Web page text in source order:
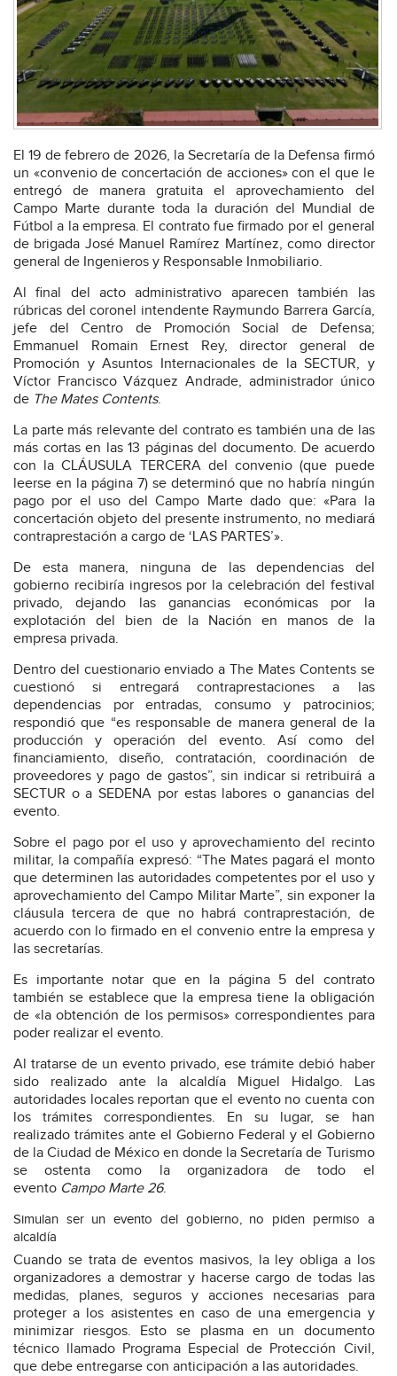
El 19 de febrero de 2026, la Secretaría de la Defensa firmó
un «convenio de concertación de acciones» con el que le
entregó de manera gratuita el aprovechamiento del
Campo Marte durante toda la duración del Mundial de
Fútbol a la empresa. El contrato fue firmado por el general
de brigada José Manuel Ramírez Martínez, como director
general de Ingenieros y Responsable Inmobiliario.
Al final del acto administrativo aparecen también las
rúbricas del coronel intendente Raymundo Barrera García,
jefe del Centro de Promoción Social de Defensa;
Emmanuel Romain Ernest Rey, director general de
Promoción y Asuntos Internacionales de la SECTUR, y
Víctor Francisco Vázquez Andrade, administrador único
de The Mates Contents.
La parte más relevante del contrato es también una de las
más cortas en las 13 páginas del documento. De acuerdo
con la CLÁUSULA TERCERA del convenio (que puede
leerse en la página 7) se determinó que no habría ningún
pago por el uso del Campo Marte dado que: «Para la
concertación objeto del presente instrumento, no mediará
contraprestación a cargo de ‘LAS PARTES’».
De esta manera, ninguna de las dependencias del
gobierno recibiría ingresos por la celebración del festival
privado, dejando las ganancias económicas por la
explotación del bien de la Nación en manos de la
empresa privada.
Dentro del cuestionario enviado a The Mates Contents se
cuestionó si entregará contraprestaciones a las
dependencias por entradas, consumo y patrocinios;
respondió que “es responsable de manera general de la
producción y operación del evento. Así como del
financiamiento, diseño, contratación, coordinación de
proveedores y pago de gastos”, sin indicar si retribuirá a
SECTUR o a SEDENA por estas labores o ganancias del
evento.
Sobre el pago por el uso y aprovechamiento del recinto
militar, la compañía expresó: “The Mates pagará el monto
que determinen las autoridades competentes por el uso y
aprovechamiento del Campo Militar Marte”, sin exponer la
cláusula tercera de que no habrá contraprestación, de
acuerdo con lo firmado en el convenio entre la empresa y
las secretarías.
Es importante notar que en la página 5 del contrato
también se establece que la empresa tiene la obligación
de «la obtención de los permisos» correspondientes para
poder realizar el evento.
Al tratarse de un evento privado, ese trámite debió haber
sido realizado ante la alcaldía Miguel Hidalgo. Las
autoridades locales reportan que el evento no cuenta con
los trámites correspondientes. En su lugar, se han
realizado trámites ante el Gobierno Federal y el Gobierno
de la Ciudad de México en donde la Secretaría de Turismo
se ostenta como la organizadora de todo el
evento Campo Marte 26.
Simulan ser un evento del gobierno, no piden permiso a
alcaldía
Cuando se trata de eventos masivos, la ley obliga a los
organizadores a demostrar y hacerse cargo de todas las
medidas, planes, seguros y acciones necesarias para
proteger a los asistentes en caso de una emergencia y
minimizar riesgos. Esto se plasma en un documento
técnico llamado Programa Especial de Protección Civil,
que debe entregarse con anticipación a las autoridades.